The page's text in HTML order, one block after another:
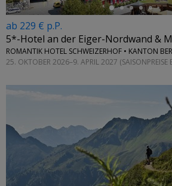
ab 229 € p.P.
5*-Hotel an der Eiger-Nordwand &
ROMANTIK HOTEL SCHWEIZERHOF • KANTON
25. OKTOBER 2026–9. APRIL 2027 (SAISONPREISE